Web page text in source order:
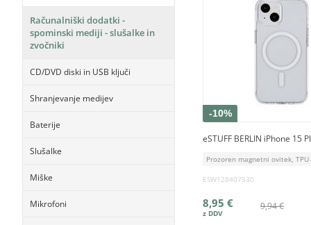
Računalniški dodatki -
spominski mediji - slušalke in
zvočniki
CD/DVD diski in USB ključi
Shranjevanje medijev
Baterije
Slušalke
Miške
Mikrofoni
-10%
eSTUFF BERLIN iPhone 15
Prozoren magnetni ovitek,
ESW128407530
9,94 €
8,95 €